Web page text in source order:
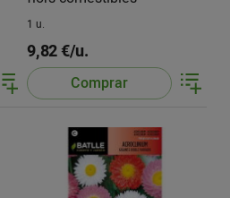
1 u.
9,82 €/u.
Comprar